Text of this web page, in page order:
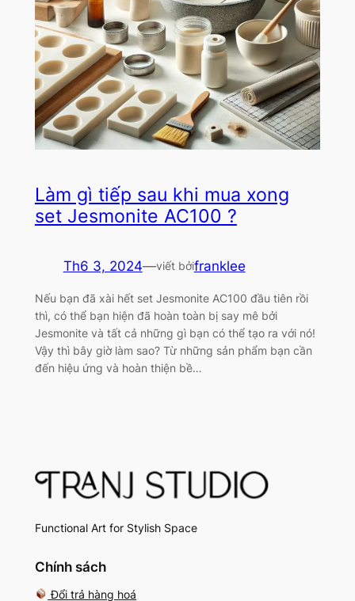
Làm gì tiếp sau khi mua xong
set Jesmonite AC100 ?
Th6 3, 2024—viết bởifranklee
Nếu bạn đã xài hết set Jesmonite AC100 đầu tiên rồi
thì, có thể bạn hiện đã hoàn toàn bị say mê bởi
Jesmonite và tất cả những gì bạn có thể tạo ra với nó!
Vậy thì bây giờ làm sao? Từ những sản phẩm bạn cần
đến hiệu ứng và hoàn thiện bề…
Functional Art for Stylish Space
Chính sách
Đổi trả hàng hoá